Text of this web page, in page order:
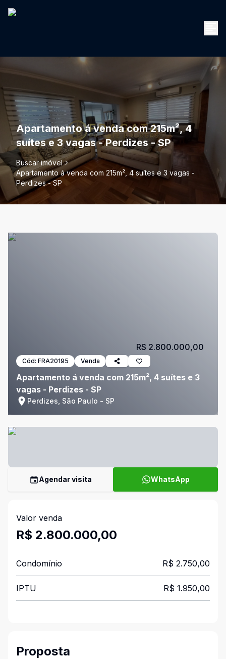
Apartamento á venda com 215m², 4
suítes e 3 vagas - Perdizes - SP
Buscar imóvel
Apartamento á venda com 215m², 4 suítes e 3 vagas -
Perdizes - SP
Cód: FRA20195 Venda
Apartamento á venda com 215m², 4 suítes e 3
vagas - Perdizes - SP
Perdizes, São Paulo - SP
R$ 2.800.000,00
Agendar visita WhatsApp
Valor venda
R$ 2.800.000,00
Condomínio R$ 2.750,00
IPTU R$ 1.950,00
Proposta